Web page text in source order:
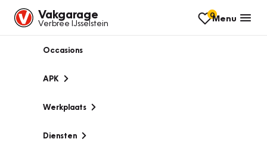
Vakgarage
Verbree IJsselstein
0Menu
Occasions
APK
Werkplaats
Diensten